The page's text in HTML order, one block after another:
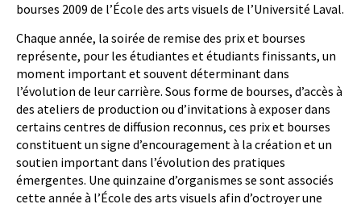
bourses 2009 de l’École des arts visuels de l’Université Laval.
Chaque année, la soirée de remise des prix et bourses
représente, pour les étudiantes et étudiants finissants, un
moment important et souvent déterminant dans
l’évolution de leur carrière. Sous forme de bourses, d’accès à
des ateliers de production ou d’invitations à exposer dans
certains centres de diffusion reconnus, ces prix et bourses
constituent un signe d’encouragement à la création et un
soutien important dans l’évolution des pratiques
émergentes. Une quinzaine d’organismes se sont associés
cette année à l’École des arts visuels afin d’octroyer une